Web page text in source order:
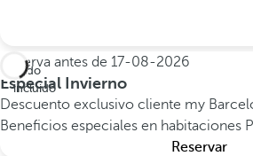
Todo
incluido
Reserva antes de 17-08-2026
Especial Invierno
Descuento exclusivo cliente my
Beneficios especiales en habitaciones
Reservar